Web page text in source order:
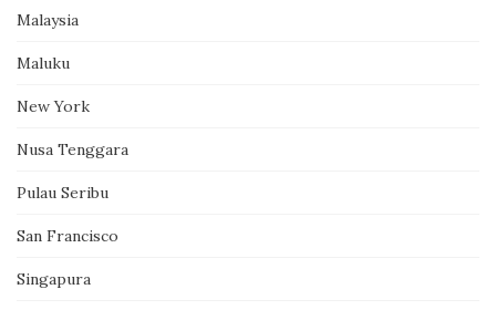
Malaysia
Maluku
New York
Nusa Tenggara
Pulau Seribu
San Francisco
Singapura